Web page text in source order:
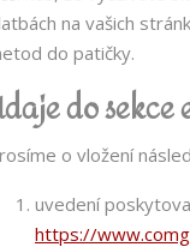
na vašich
do patičky.
do
o vložení
uvedení
https://